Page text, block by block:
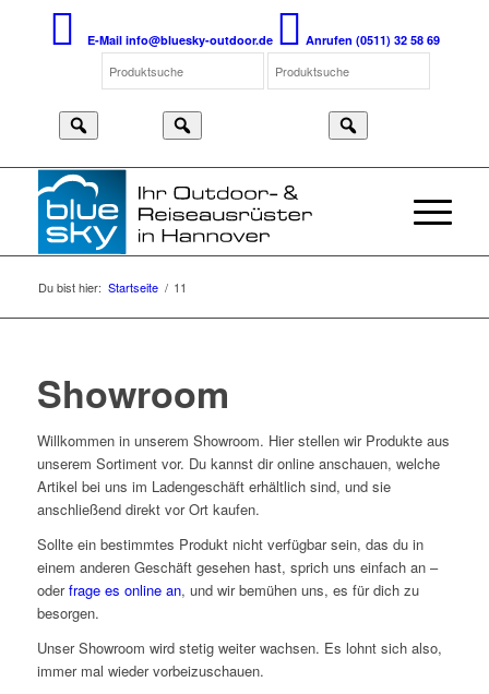
E-Mail info@bluesky-outdoor.de Anrufen (0511) 32 58 69
Du bist hier: Startseite / 11
Showroom
Willkommen in unserem Showroom. Hier stellen wir Produkte aus
unserem Sortiment vor. Du kannst dir online anschauen, welche
Artikel bei uns im Ladengeschäft erhältlich sind, und sie
anschließend direkt vor Ort kaufen.
Sollte ein bestimmtes Produkt nicht verfügbar sein, das du in
einem anderen Geschäft gesehen hast, sprich uns einfach an –
oderfrage es online an, und wir bemühen uns, es für dich zu
besorgen.
Unser Showroom wird stetig weiter wachsen. Es lohnt sich also,
immer mal wieder vorbeizuschauen.